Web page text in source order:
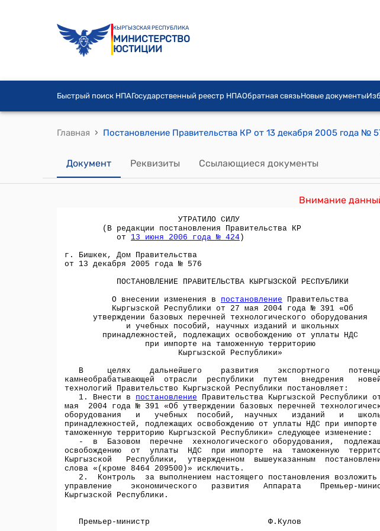
КЫРГЫЗСКАЯ РЕСПУБЛИКА
МИНИСТЕРСТВО
ЮСТИЦИИ
Быстрый поиск НПАГосударственный реестр НПАОбратная связьНовые документы
Главная ›
Документ Реквизиты Ссылающиеся документы
Внимание